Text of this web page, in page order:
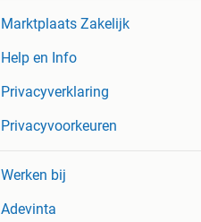
Marktplaats Zakelijk
Help en Info
Privacyverklaring
Privacyvoorkeuren
Werken bij
Adevinta